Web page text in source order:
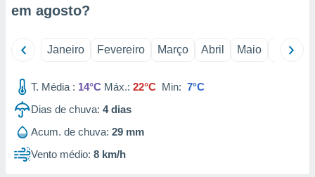
de
ou aceder
num
para
em agosto?
Janeiro Fevereiro Março Abril Maio Junho
T. Média : 14°C Máx.: 22°C Min: 7°C
Dias de chuva: 4dias
Acum. de chuva: 29 mm
Vento médio: 8 km/h